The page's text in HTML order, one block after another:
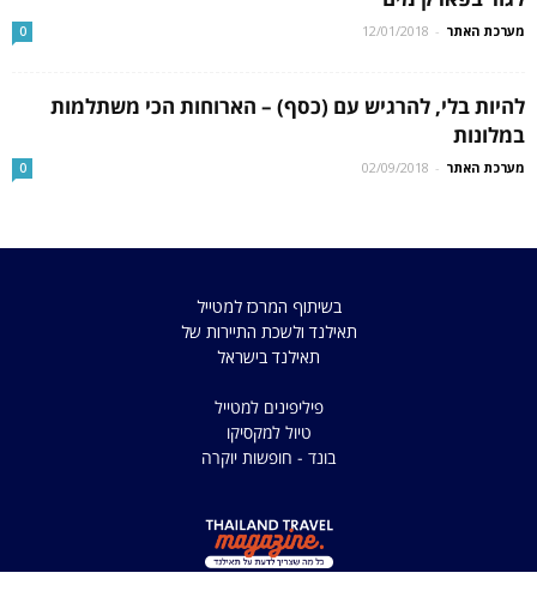
מערכת האתר -
12/01/2018
0
להיות בלי, להרגיש עם (כסף) – הארוחות הכי משתלמות
במלונות
מערכת האתר -
02/09/2018
0
בשיתוף המרכז למטייל
תאילנד ולשכת התיירות של
תאילנד בישראל
פיליפינים למטייל
טיול למקסיקו
בונד - חופשות יוקרה